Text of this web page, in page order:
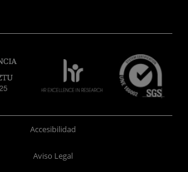
Accesibilidad
Aviso Legal